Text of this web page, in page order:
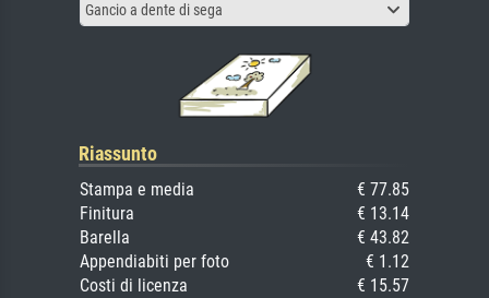
Gancio a dente di sega
Riassunto
Stampa e media
€ 77.85
Finitura
€ 13.14
Barella
€ 43.82
Appendiabiti per foto
€ 1.12
Costi di licenza
€ 15.57